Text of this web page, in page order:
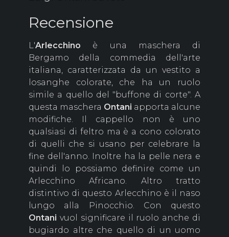
Recensione
L'Arlecchino è una maschera di
Bergamo della commedia dell'arte
italiana, caratterizzata da un vestito a
losanghe colorate, che ha un ruolo
simile a quello del "buffone di corte". A
questa maschera Ontani apporta alcune
modifiche. Il cappello non è uno
qualsiasi di feltro ma è a cono colorato
di quelli che si usano per celebrare la
fine dell'anno. Inoltre ha la pelle nera e
quindi lo possiamo definire come un
Arlecchino Africano. Altro tratto
distintivo di questo Arlecchino è il naso
lungo alla Pinocchio. Con questo
Ontani vuol significare il ruolo anche di
bugiardo altre che quello di un uomo